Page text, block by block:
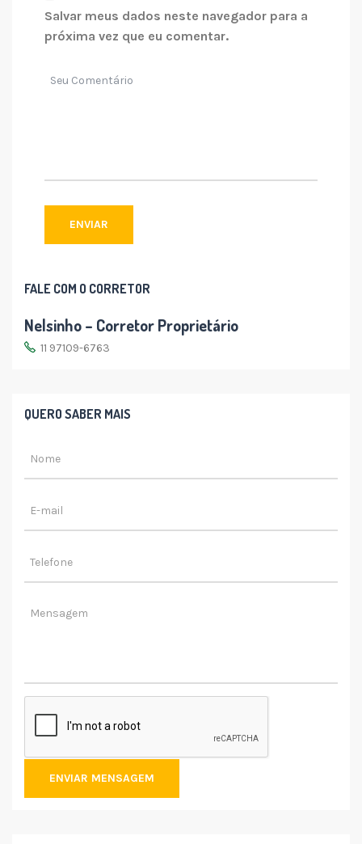
Salvar meus dados neste navegador para a
próxima vez que eu comentar.
FALE COM O CORRETOR
Nelsinho – Corretor Proprietário
11 97109-6763
QUERO SABER MAIS
ENVIAR MENSAGEM